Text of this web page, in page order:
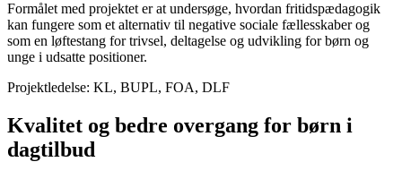
Formålet med projektet er at undersøge, hvordan fritidspædagogik
kan fungere som et alternativ til negative sociale fællesskaber og
som en løftestang for trivsel, deltagelse og udvikling for børn og
unge i udsatte positioner.
Projektledelse: KL, BUPL, FOA, DLF
Kvalitet og bedre overgang for børn i
dagtilbud